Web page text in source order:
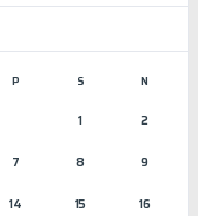
P S N
1 2
7 8 9
14 15 16